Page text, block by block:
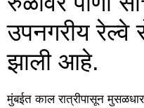
उपनगरीय रेल्वे
झाली आहे.
मुंबईत काल रात्रीपासून